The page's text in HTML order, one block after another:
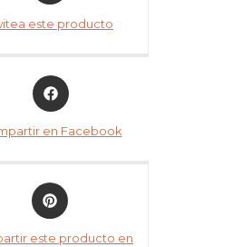
este producto
en Facebook
este producto en